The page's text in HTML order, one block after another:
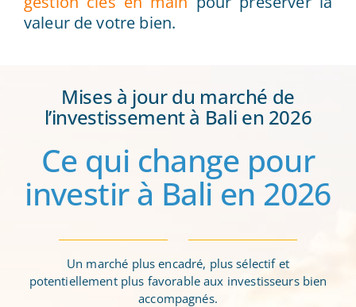
valeur de votre bien.
Mises à jour du marché de
l’investissement à Bali en 2026
Ce qui change pour
investir à Bali en 2026
Un marché plus encadré, plus sélectif et
potentiellement plus favorable aux investisseurs bien
accompagnés.